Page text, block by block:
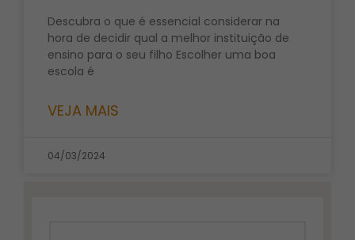
Descubra o que é essencial considerar na
hora de decidir qual a melhor instituição de
ensino para o seu filho Escolher uma boa
escola é
VEJA MAIS
04/03/2024